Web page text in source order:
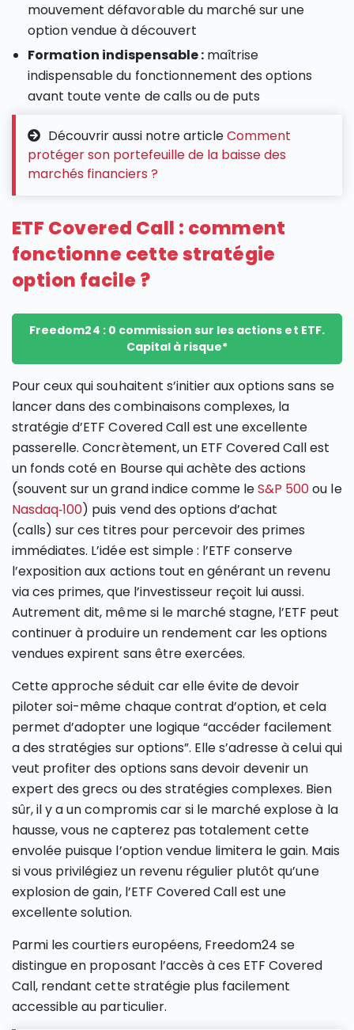
mouvement défavorable du marché sur une
option vendue à découvert
Formation indispensable :maîtrise
indispensable du fonctionnement des options
avant toute vente de calls ou de puts
Découvrir aussi notre articleComment
protéger son portefeuille de la baisse des
marchés financiers ?
ETF Covered Call : comment
fonctionne cette stratégie
option facile ?
Freedom24 : 0 commission sur les actions et ETF.
Capital à risque*
Pour ceux qui souhaitent s’initier aux options sans se
lancer dans des combinaisons complexes, la
stratégie d’ETF Covered Call est une excellente
passerelle. Concrètement, un ETF Covered Call est
un fonds coté en Bourse qui achète des actions
(souvent sur un grand indice comme leS&P 500ou le
Nasdaq‑100) puis vend des options d’achat
(calls) sur ces titres pour percevoir des primes
immédiates. L’idée est simple : l’ETF conserve
l’exposition aux actions tout en générant un revenu
via ces primes, que l’investisseur reçoit lui aussi.
Autrement dit, même si le marché stagne, l’ETF peut
continuer à produire un rendement car les options
vendues expirent sans être exercées.
Cette approche séduit car elle évite de devoir
piloter soi-même chaque contrat d’option, et cela
permet d’adopter une logique “accéder facilement
a des stratégies sur options”. Elle s’adresse à celui qui
veut profiter des options sans devoir devenir un
expert des grecs ou des stratégies complexes. Bien
sûr, il y a un compromis car si le marché explose à la
hausse, vous ne capterez pas totalement cette
envolée puisque l’option vendue limitera le gain. Mais
si vous privilégiez un revenu régulier plutôt qu’une
explosion de gain, l’ETF Covered Call est une
excellente solution.
Parmi les courtiers européens, Freedom24 se
distingue en proposant l’accès à ces ETF Covered
Call, rendant cette stratégie plus facilement
accessible au particulier.